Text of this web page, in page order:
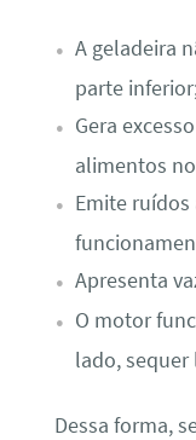
A geladeira
parte
Gera
alimentos
Emite
Apresenta
O motor
lado, sequer
Dessa forma,